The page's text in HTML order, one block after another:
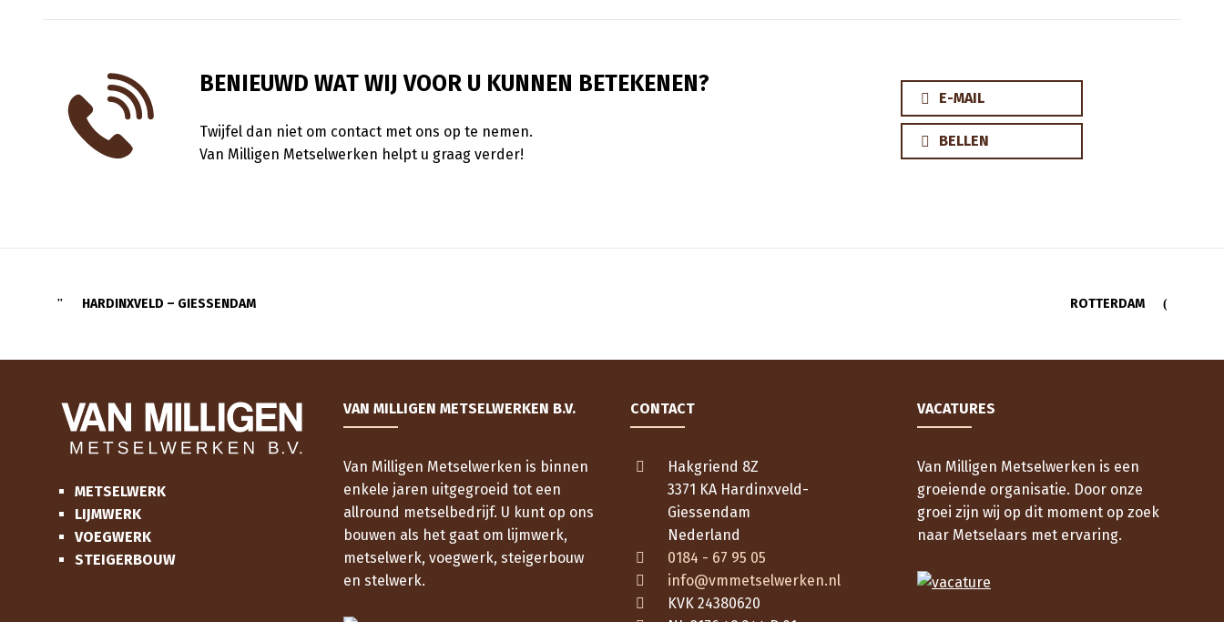
BENIEUWD WAT WIJ VOOR U KUNNEN BETEKENEN?
Twijfel dan niet om contact met ons op te nemen.
Van Milligen Metselwerken helpt u graag verder!
E-MAIL
BELLEN
HARDINXVELD – GIESSENDAM ROTTERDAM
METSELWERK
LIJMWERK
VOEGWERK
STEIGERBOUW
VAN MILLIGEN METSELWERKEN B.V.
Van Milligen Metselwerken is binnen
enkele jaren uitgegroeid tot een
allround metselbedrijf. U kunt op ons
bouwen als het gaat om lijmwerk,
metselwerk, voegwerk, steigerbouw
en stelwerk.
CONTACT
Hakgriend 8Z
3371 KA Hardinxveld-
Giessendam
Nederland
0184 - 67 95 05
info@vmmetselwerken.nl
KVK 24380620
VACATURES
Van Milligen Metselwerken is een
groeiende organisatie. Door onze
groei zijn wij op dit moment op zoek
naar Metselaars met ervaring.